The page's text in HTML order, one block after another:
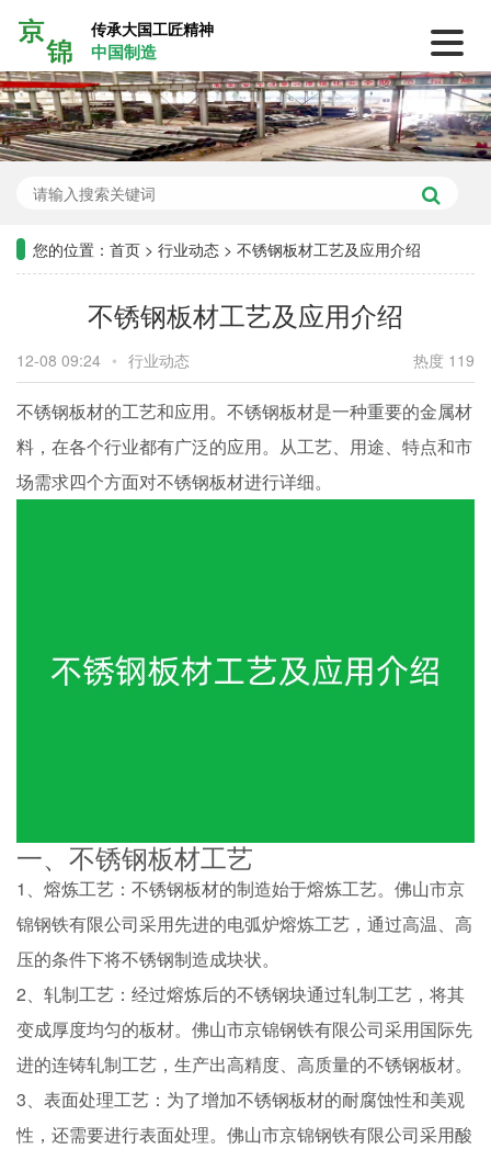
传承大国工匠精神
中国制造
您的位置： 首页 > 行业动态 > 不锈钢板材工艺及应用介绍
不锈钢板材工艺及应用介绍
12-08 09:24 • 行业动态 热度 119
不锈钢板材的工艺和应用。不锈钢板材是一种重要的金属材
料，在各个行业都有广泛的应用。从工艺、用途、特点和市
场需求四个方面对不锈钢板材进行详细。
一、不锈钢板材工艺
1、熔炼工艺：不锈钢板材的制造始于熔炼工艺。佛山市京
锦钢铁有限公司采用先进的电弧炉熔炼工艺，通过高温、高
压的条件下将不锈钢制造成块状。
2、轧制工艺：经过熔炼后的不锈钢块通过轧制工艺，将其
变成厚度均匀的板材。佛山市京锦钢铁有限公司采用国际先
进的连铸轧制工艺，生产出高精度、高质量的不锈钢板材。
3、表面处理工艺：为了增加不锈钢板材的耐腐蚀性和美观
性，还需要进行表面处理。佛山市京锦钢铁有限公司采用酸